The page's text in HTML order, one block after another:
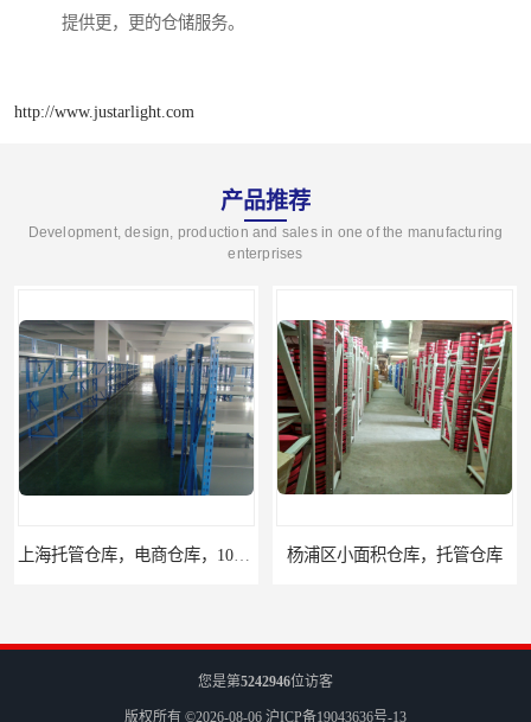
提供更，更的仓储服务。
http://www.justarlight.com
产品推荐
Development, design, production and sales in one of the manufacturing
enterprises
杨浦区小面积仓库，托管仓库
您是第5242946位访客
版权所有 ©2026-08-06 沪ICP备19043636号-13